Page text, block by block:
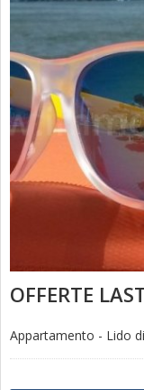
OFFERTE
Appartamento - Lido